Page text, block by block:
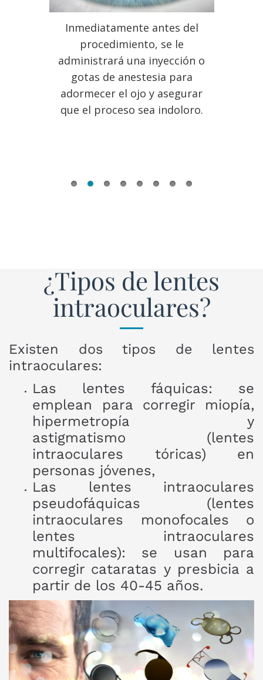
Inmediatamente antes del
procedimiento, se le
administrará una inyección o
gotas de anestesia para
adormecer el ojo y asegurar
que el proceso sea indoloro.
¿Tipos de lentes
intraoculares?
Existen dos tipos de lentes
intraoculares:
Las lentes fáquicas: se
emplean para corregir miopía,
hipermetropía y
astigmatismo (lentes
intraoculares tóricas) en
personas jóvenes,
Las lentes intraoculares
pseudofáquicas (lentes
intraoculares monofocales o
lentes intraoculares
multifocales): se usan para
corregir cataratas y presbicia a
partir de los 40-45 años.